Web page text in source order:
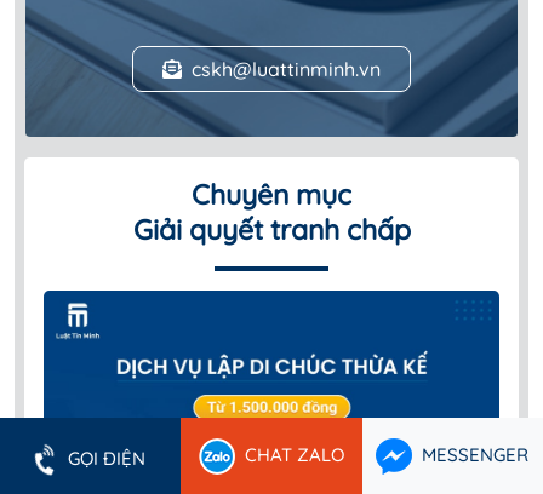
cskh@luattinminh.vn
Chuyên mục
Giải quyết tranh chấp
GỌI ĐIỆN CHAT ZALO MESSENGER